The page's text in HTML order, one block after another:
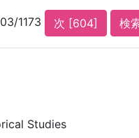
1173 次 [604] 検
Studies